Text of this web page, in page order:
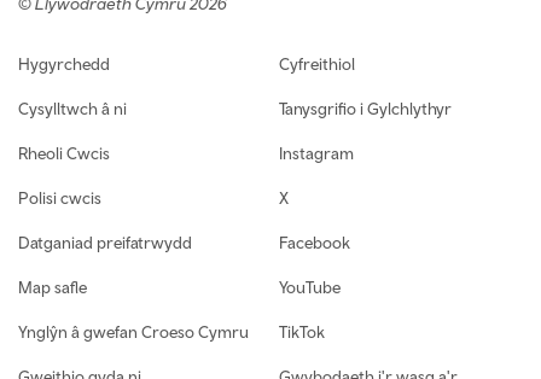
Footer navigation
Hygyrchedd
Cysylltwch â ni
Rheoli Cwcis
Polisi cwcis
Datganiad preifatrwydd
Map safle
Ynglŷn â gwefan Croeso Cymru
Cyfreithiol
Tanysgrifio i Gylchlythyr
Instagram
X
Facebook
YouTube
TikTok